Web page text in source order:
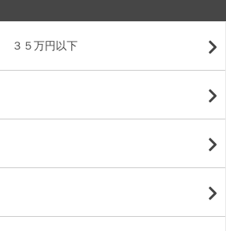
３５万円以下